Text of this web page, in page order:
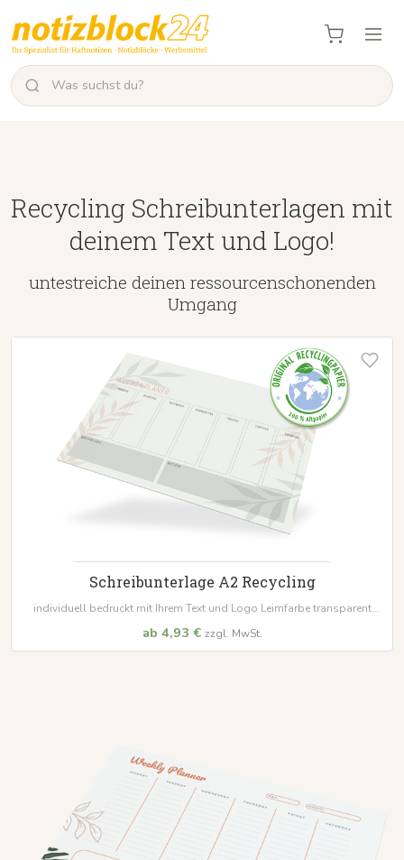
Recycling Schreibunterlagen mit
deinem Text und Logo!
untestreiche deinen ressourcenschonenden
Umgang
Schreibunterlage A2 Recycling
individuell bedruckt mit Ihrem Text und Logo Leimfarbe transparent
ab 4,93 € zzgl. MwSt.